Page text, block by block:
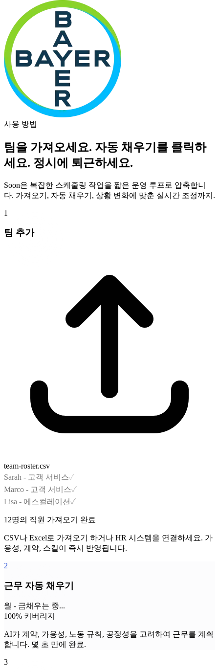
사용 방법
팀을 가져오세요. 자동 채우기를 클릭하
세요. 정시에 퇴근하세요.
Soon은 복잡한 스케줄링 작업을 짧은 운영 루프로 압축합니
다. 가져오기, 자동 채우기, 상황 변화에 맞춘 실시간 조정까지.
1
팀 추가
team-roster.csv
Sarah - 고객 서비스✓
Marco - 고객 서비스✓
Lisa - 에스컬레이션✓
12명의 직원 가져오기 완료
CSV나 Excel로 가져오기 하거나 HR 시스템을 연결하세요. 가
용성, 계약, 스킬이 즉시 반영됩니다.
2
근무 자동 채우기
월 - 금채우는 중...
100% 커버리지
AI가 계약, 가용성, 노동 규칙, 공정성을 고려하여 근무를 계획
합니다. 몇 초 만에 완료.
3